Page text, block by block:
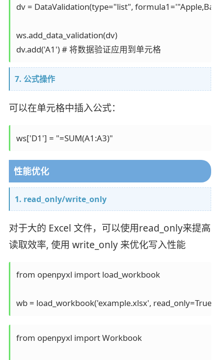
dv = DataValidation(type="list",
ws.add_data_validation(dv)
7. 公式操作
可以在单元格中插入公式：
性能优化
1. read_only/write_only
对于大的 Excel 文件，可以使用read_only来提高
读取效率, 使用 write_only 来优化写入性能
from openpyxl import load_workbook
from openpyxl import Workbook